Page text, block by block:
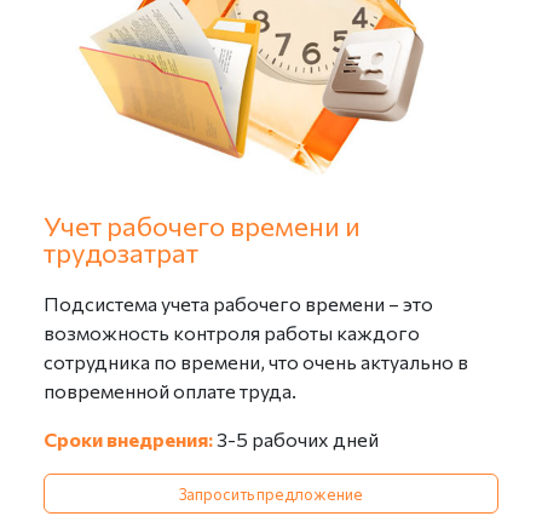
Заполнение справочников "Файлы";
Настройка параметров программы и прав доступа
в части файлового хранилища.
Учет рабочего времени и
трудозатрат
Подсистема учета рабочего времени – это
возможность контроля работы каждого
сотрудника по времени, что очень актуально в
повременной оплате труда.
Сроки внедрения:3-5 рабочих дней
Запросить предложение